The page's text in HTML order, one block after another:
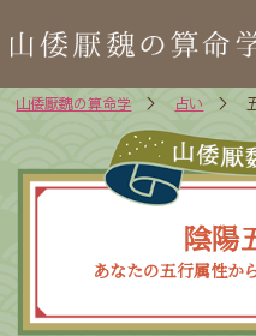
山倭厭魏の算命学 ＞ 占い ＞
陰陽
あなたの五行属性か